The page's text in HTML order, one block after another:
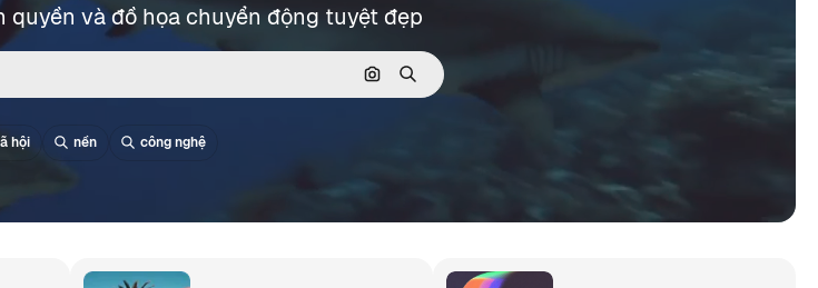
quyền và đồ họa chuyển động tuyệt đẹp
Tìm kiếm bằng hình ảnh
Tìm kiếm
hội nền công nghệ